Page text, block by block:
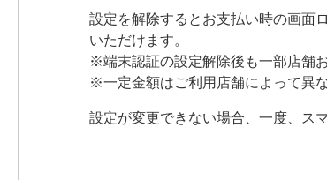
設定を解除するとお支払い時の画面
いただけます。
※端末認証の設定解除後も一部店舗
※一定金額はご利用店舗によって異な
設定が変更できない場合、一度、ス